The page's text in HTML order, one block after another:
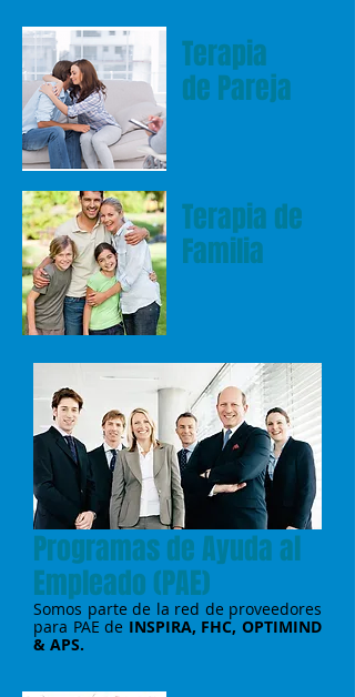
Terapia
de Pareja
Terapia de
Familia
Programas de Ayuda al
Empleado (PAE)
Somos parte de la red de proveedores
para PAE de INSPIRA, FHC, OPTIMIND
& APS.